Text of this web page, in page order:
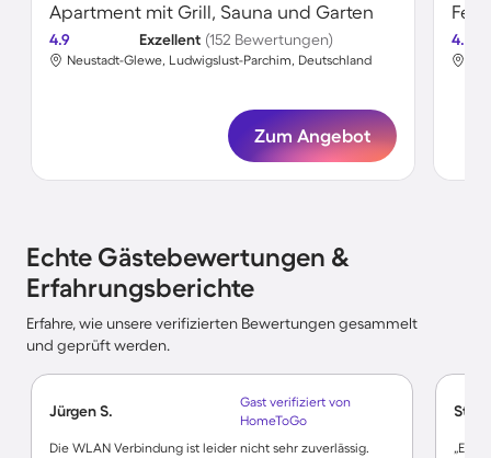
Apartment mit Grill, Sauna und Garten
4.9 Exzellent (152 Bewertungen)
Neustadt-Glewe, Ludwigslust-Parchim, Deutschland
Zum Angebot
4.4
Echte Gästebewertungen &
Erfahrungsberichte
Erfahre, wie unsere verifizierten Bewertungen gesammelt
und geprüft werden.
Jürgen S.
Gast verifiziert von
HomeToGo
Die WLAN Verbindung ist leider nicht sehr zuverlässig.